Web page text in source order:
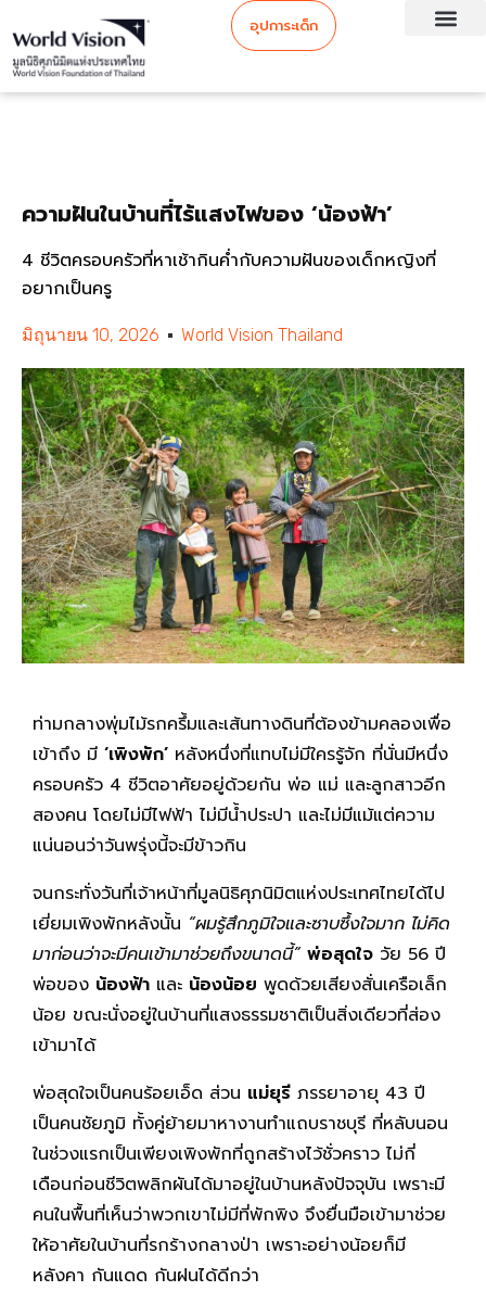
อุปการะเด็ก
ความฝันในบ้านที่ไร้แสงไฟของ ‘น้องฟ้า’
4 ชีวิตครอบครัวที่หาเช้ากินค่ำกับความฝันของเด็กหญิงที่
อยากเป็นครู
มิถุนายน 10, 2026 World Vision Thailand
ท่ามกลางพุ่มไม้รกครึ้มและเส้นทางดินที่ต้องข้ามคลองเพื่อ
เข้าถึง มี ‘เพิงพัก’ หลังหนึ่งที่แทบไม่มีใครรู้จัก ที่นั่นมีหนึ่ง
ครอบครัว 4 ชีวิตอาศัยอยู่ด้วยกัน พ่อ แม่ และลูกสาวอีก
สองคน โดยไม่มีไฟฟ้า ไม่มีน้ำประปา และไม่มีแม้แต่ความ
แน่นอนว่าวันพรุ่งนี้จะมีข้าวกิน
จนกระทั่งวันที่เจ้าหน้าที่มูลนิธิศุภนิมิตแห่งประเทศไทยได้ไป
เยี่ยมเพิงพักหลังนั้น “ผมรู้สึกภูมิใจและซาบซึ้งใจมาก ไม่คิด
มาก่อนว่าจะมีคนเข้ามาช่วยถึงขนาดนี้” พ่อสุดใจ วัย 56 ปี
พ่อของ น้องฟ้า และ น้องน้อย พูดด้วยเสียงสั่นเครือเล็ก
น้อย ขณะนั่งอยู่ในบ้านที่แสงธรรมชาติเป็นสิ่งเดียวที่ส่อง
เข้ามาได้
พ่อสุดใจเป็นคนร้อยเอ็ด ส่วน แม่ยุรี ภรรยาอายุ 43 ปี
เป็นคนชัยภูมิ ทั้งคู่ย้ายมาหางานทำแถบราชบุรี ที่หลับนอน
ในช่วงแรกเป็นเพียงเพิงพักที่ถูกสร้างไว้ชั่วคราว ไม่กี่
เดือนก่อนชีวิตพลิกผันได้มาอยู่ในบ้านหลังปัจจุบัน เพราะมี
คนในพื้นที่เห็นว่าพวกเขาไม่มีที่พักพิง จึงยื่นมือเข้ามาช่วย
ให้อาศัยในบ้านที่รกร้างกลางป่า เพราะอย่างน้อยก็มี
หลังคา กันแดด กันฝนได้ดีกว่า